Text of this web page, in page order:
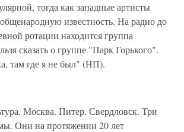
тогда как западные артисты
известность. На радио до
ротации находится группа
сказать о группе "Парк Горького".
там где я не был" (НП).
Москва. Питер. Свердловск. Три
Они на протяжении 20 лет